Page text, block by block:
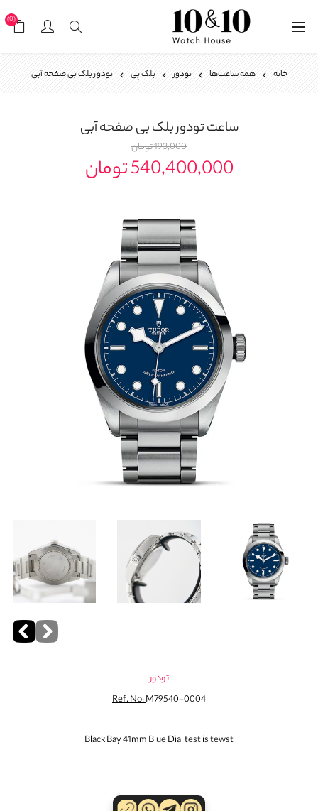
(0)
خانه همه ساعت‌ها تودور بلک بِی تودور بلک بی صفحه آبی
ساعتتودور بلک بی صفحه آبی
193,000 تومان
540,400,000 تومان
تودور
Ref. No:M79540-0004
Black Bay 41mm Blue Dial test is tewst